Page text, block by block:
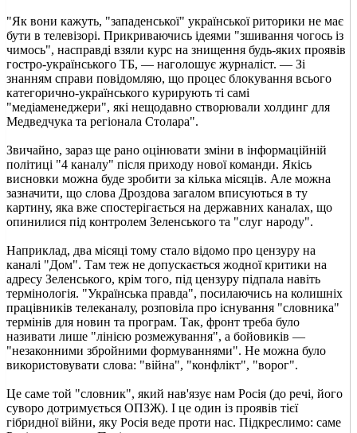
"Як вони кажуть, "западенської" української риторики не має
бути в телевізорі. Прикриваючись ідеями "зшивання чогось із
чимось", насправді взяли курс на знищення будь-яких проявів
гостро-українського ТБ, — наголошує журналіст. — Зі
знанням справи повідомляю, що процес блокування всього
категорично-українського курирують ті самі
"медіаменеджери", які нещодавно створювали холдинг для
Медведчука та регіонала Столара".
Звичайно, зараз ще рано оцінювати зміни в інформаційній
політиці "4 каналу" після приходу нової команди. Якісь
висновки можна буде зробити за кілька місяців. Але можна
зазначити, що слова Дроздова загалом вписуються в ту
картину, яка вже спостерігається на державних каналах, що
опинилися під контролем Зеленського та "слуг народу".
Наприклад, два місяці тому стало відомо про цензуру на
каналі "Дом". Там теж не допускається жодної критики на
адресу Зеленського, крім того, під цензуру підпала навіть
термінологія. "Українська правда", посилаючись на колишніх
працівників телеканалу, розповіла про існування "словника"
термінів для новин та програм. Так, фронт треба було
називати лише "лінією розмежування", а бойовиків —
"незаконними збройними формуваннями". Не можна було
використовувати слова: "війна", "конфлікт", "ворог".
Це саме той "словник", який нав'язує нам Росія (до речі, його
суворо дотримується ОПЗЖ). І це один із проявів тієї
гібридної війни, яку Росія веде проти нас. Підкреслимо: саме